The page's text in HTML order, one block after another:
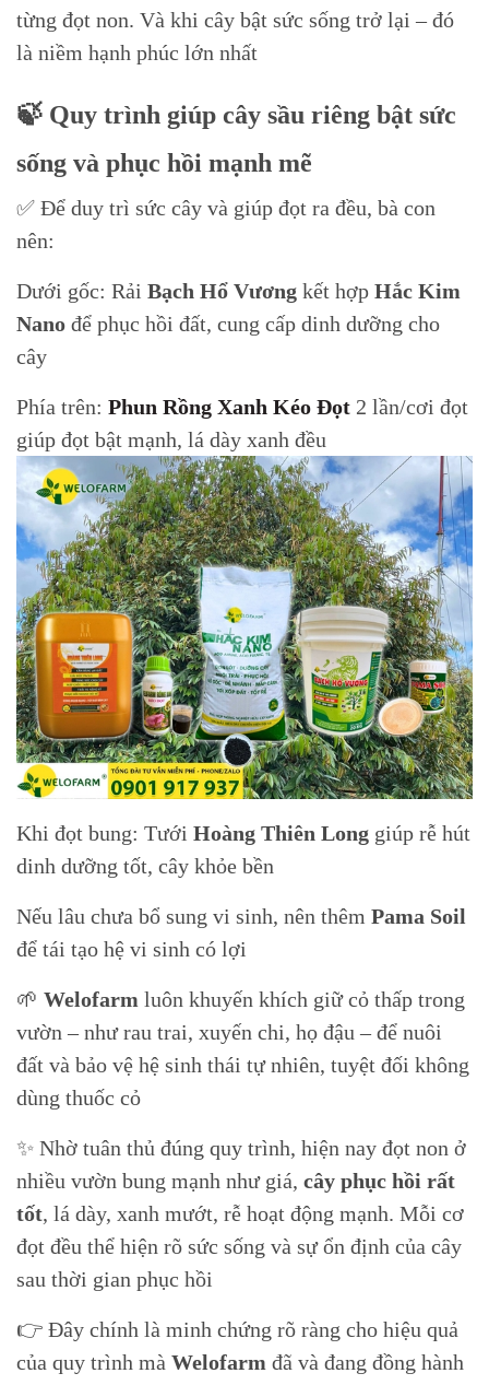
từng đọt non. Và khi cây bật sức sống trở lại – đó
là niềm hạnh phúc lớn nhất
🍃 Quy trình giúp cây sầu riêng bật sức
sống và phục hồi mạnh mẽ
✅ Để duy trì sức cây và giúp đọt ra đều, bà con
nên:
Dưới gốc: Rải Bạch Hổ Vương kết hợp Hắc Kim
Nano để phục hồi đất, cung cấp dinh dưỡng cho
cây
Phía trên: Phun Rồng Xanh Kéo Đọt 2 lần/cơi đọt
giúp đọt bật mạnh, lá dày xanh đều
Khi đọt bung: Tưới Hoàng Thiên Long giúp rễ hút
dinh dưỡng tốt, cây khỏe bền
Nếu lâu chưa bổ sung vi sinh, nên thêm Pama Soil
để tái tạo hệ vi sinh có lợi
🌱 Welofarm luôn khuyến khích giữ cỏ thấp trong
vườn – như rau trai, xuyến chi, họ đậu – để nuôi
đất và bảo vệ hệ sinh thái tự nhiên, tuyệt đối không
dùng thuốc cỏ
✨ Nhờ tuân thủ đúng quy trình, hiện nay đọt non ở
nhiều vườn bung mạnh như giá, cây phục hồi rất
tốt, lá dày, xanh mướt, rễ hoạt động mạnh. Mỗi cơ
đọt đều thể hiện rõ sức sống và sự ổn định của cây
sau thời gian phục hồi
👉 Đây chính là minh chứng rõ ràng cho hiệu quả
của quy trình mà Welofarm đã và đang đồng hành